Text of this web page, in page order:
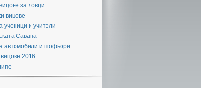
за ловци
вицове
ученици и учители
Савана
автомобили и шофьори
2016